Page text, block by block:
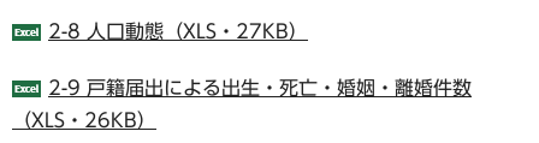
2-8 人口動態（XLS・27KB）
2-9 戸籍届出による出生・死亡・婚姻・離婚件数
（XLS・26KB）